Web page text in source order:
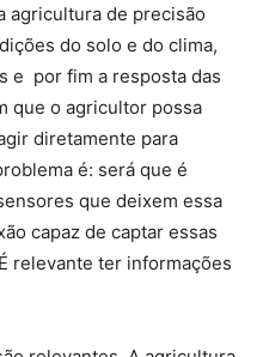
agricultura de precisão
do solo e do clima,
e por fim a resposta das
que o agricultor possa
diretamente para
é: será que é
que deixem essa
capaz de captar essas
relevante ter informações